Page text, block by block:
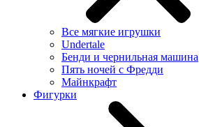
Все мягкие игрушки
Undertale
Бенди и чернильная машина
Пять ночей с Фредди
Майнкрафт
Фигурки